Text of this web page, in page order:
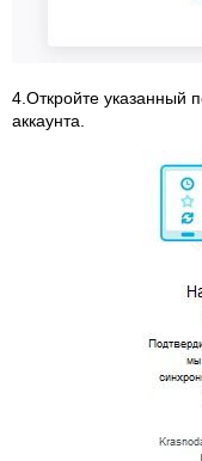
4.Откройте указанный
аккаунта.